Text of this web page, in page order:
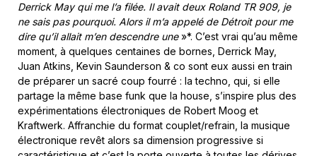
Derrick May qui me l’a filée. Il avait deux Roland TR 909, je
ne sais pas pourquoi. Alors il m’a appelé de Détroit pour me
dire qu’il allait m’en descendre une»*. C’est vrai qu’au même
moment, à quelques centaines de bornes, Derrick May,
Juan Atkins, Kevin Saunderson & co sont eux aussi en train
de préparer un sacré coup fourré : la techno, qui, si elle
partage la même base funk que la house, s’inspire plus des
expérimentations électroniques de Robert Moog et
Kraftwerk. Affranchie du format couplet/refrain, la musique
électronique revêt alors sa dimension progressive si